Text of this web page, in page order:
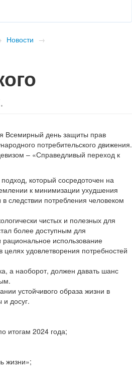
Новости →
Всемирный день защиты прав
потребительского движения.
– «Справедливый переход к
который сосредоточен на
к минимизации ухудшения
следствии потребления человеком
чистых и полезных для
более доступным для
использование
удовлетворения потребностей
а наоборот, должен давать шанс
устойчивого образа жизни в
досуг.
итогам 2024 года;
жизни»;